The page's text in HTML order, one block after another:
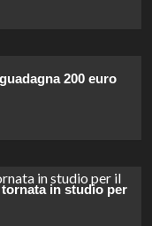
200 euro
in studio per